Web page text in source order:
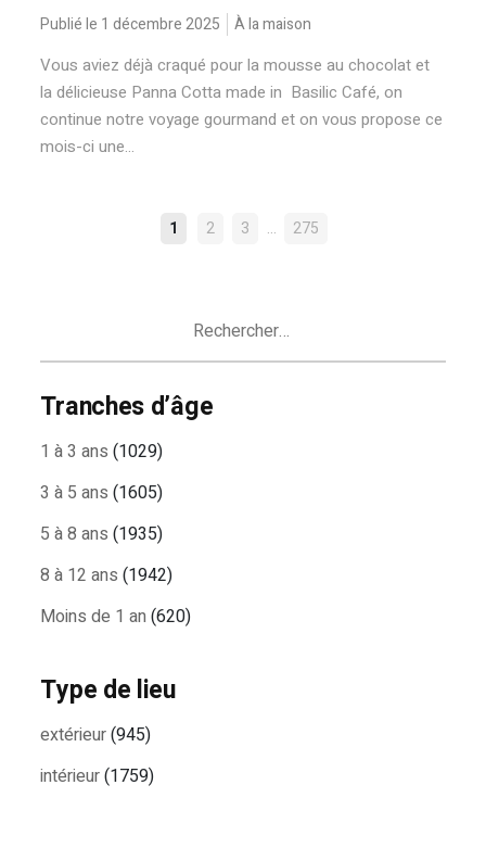
Publié le 1 décembre 2025 À la maison
Vous aviez déjà craqué pour la mousse au chocolat et
la délicieuse Panna Cotta made in Basilic Café, on
continue notre voyage gourmand et on vous propose ce
mois-ci une...
NAVIGATION
1 2 3 … 275
Tranches d’âge
1 à 3 ans (1029)
3 à 5 ans (1605)
5 à 8 ans (1935)
8 à 12 ans (1942)
Moins de 1 an (620)
Type de lieu
extérieur(945)
intérieur(1759)